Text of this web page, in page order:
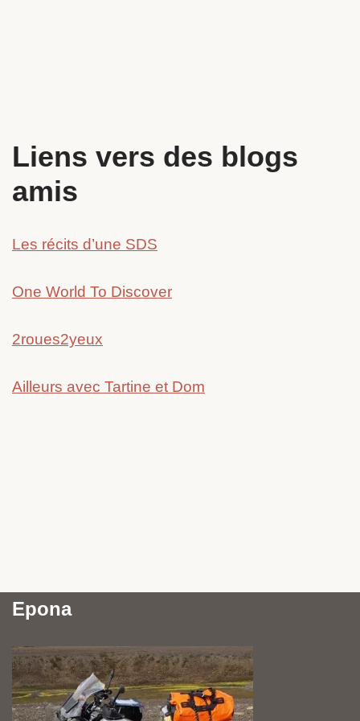
Liens vers des blogs
amis
Les récits d’une SDS
One World To Discover
2roues2yeux
Ailleurs avec Tartine et Dom
Epona